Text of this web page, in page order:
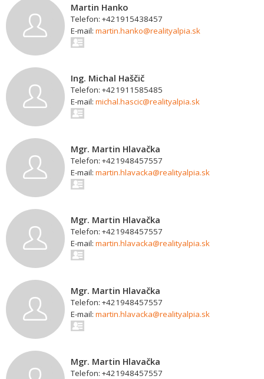
Martin Hanko
Telefon: +421915438457
E-mail: martin.hanko@realityalpia.sk
Ing. Michal Haščič
Telefon: +421911585485
E-mail: michal.hascic@realityalpia.sk
Mgr. Martin Hlavačka
Telefon: +421948457557
E-mail: martin.hlavacka@realityalpia.sk
Mgr. Martin Hlavačka
Telefon: +421948457557
E-mail: martin.hlavacka@realityalpia.sk
Mgr. Martin Hlavačka
Telefon: +421948457557
E-mail: martin.hlavacka@realityalpia.sk
Mgr. Martin Hlavačka
Telefon: +421948457557